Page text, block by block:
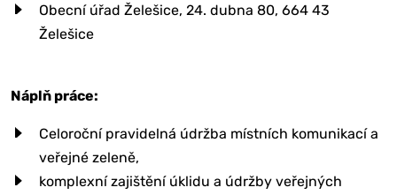
Obecní úřad Želešice, 24. dubna 80, 664 43
Želešice
Náplň práce:
Celoroční pravidelná údržba místních komunikací a
veřejné zeleně,
komplexní zajištění úklidu a údržby veřejných